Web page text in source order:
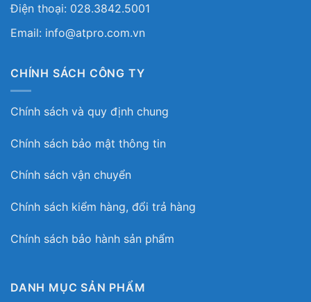
Điện thoại: 028.3842.5001
Email: info@atpro.com.vn
CHÍNH SÁCH CÔNG TY
Chính sách và quy định chung
Chính sách bảo mật thông tin
Chính sách vận chuyển
Chính sách kiểm hàng, đổi trả hàng
Chính sách bảo hành sản phẩm
DANH MỤC SẢN PHẨM